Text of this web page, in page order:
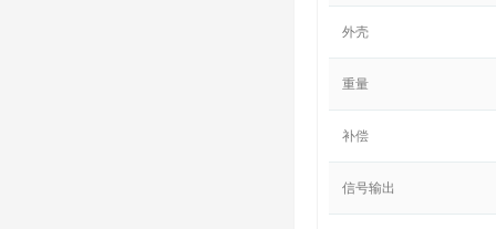
外壳
重量
补偿
信号输出